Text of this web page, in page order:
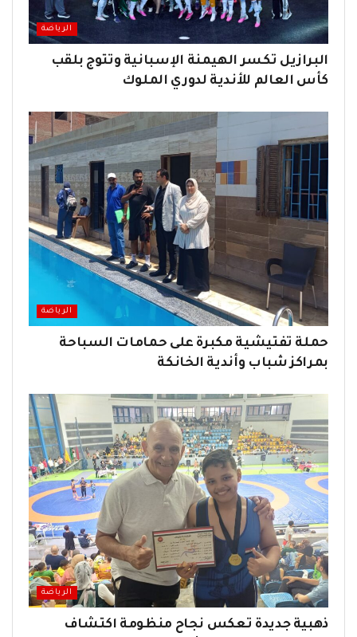
الرياضة
البرازيل تكسر الهيمنة الإسبانية وتتوج بلقب
كأس العالم للأندية لدوري الملوك
الرياضة
حملة تفتيشية مكبرة على حمامات السباحة
بمراكز شباب وأندية الخانكة
الرياضة
ذهبية جديدة تعكس نجاح منظومة اكتشاف